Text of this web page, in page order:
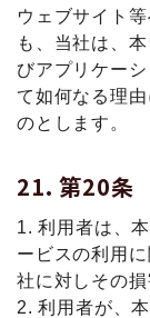
ウェブサイト
も、当社は、
びアプリケー
て如何なる理
のとします。
第20条
1. 利用者は、
ービスの利用
社に対しその
2. 利用者が、